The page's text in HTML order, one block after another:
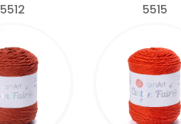
5512 5515